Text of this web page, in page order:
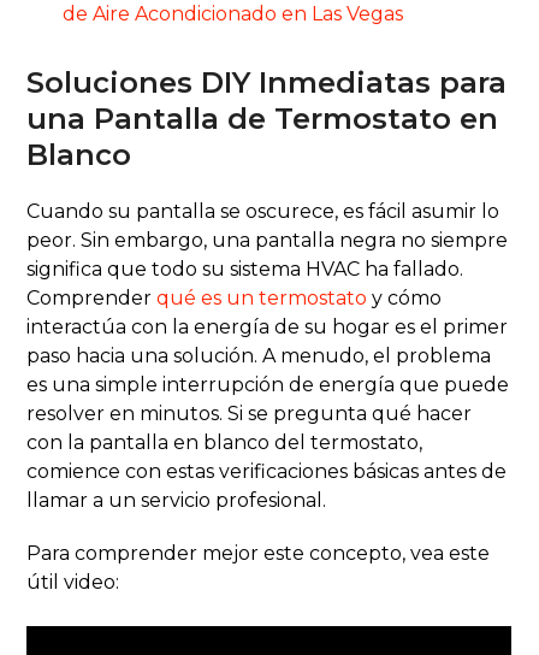
de Aire Acondicionado en Las Vegas
Soluciones DIY Inmediatas para
una Pantalla de Termostato en
Blanco
Cuando su pantalla se oscurece, es fácil asumir lo
peor. Sin embargo, una pantalla negra no siempre
significa que todo su sistema HVAC ha fallado.
Comprenderqué es un termostato y cómo
interactúa con la energía de su hogar es el primer
paso hacia una solución. A menudo, el problema
es una simple interrupción de energía que puede
resolver en minutos. Si se pregunta qué hacer
con la pantalla en blanco del termostato,
comience con estas verificaciones básicas antes de
llamar a un servicio profesional.
Para comprender mejor este concepto, vea este
útil video: